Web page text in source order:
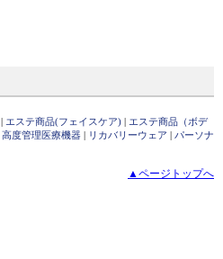
| エステ商品(フェイスケア) | エステ商品（ボデ
高度管理医療機器 | リカバリーウェア | パーソナ
▲ページトップへ